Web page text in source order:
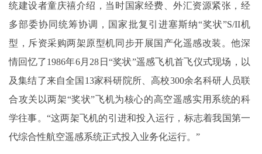
统建设者童庆禧介绍，当时国家经费、外汇资源紧张，经
多部委协同统筹协调，国家批复引进塞斯纳“奖状”S/II机
型，斥资采购两架原型机同步开展国产化遥感改装。他深
情回忆了1986年6月28日“奖状”遥感飞机首飞仪式现场，以
及集结了来自全国13家科研院所、高校300余名科研人员联
合攻关以两架“奖状”飞机为核心的高空遥感实用系统的科
学往事。“这两架飞机的引进和投入运行，标志着我国第一
代综合性航空遥感系统正式投入业务化运行。”